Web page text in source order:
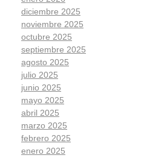
diciembre 2025
noviembre 2025
octubre 2025
septiembre 2025
agosto 2025
julio 2025
junio 2025
mayo 2025
abril 2025
marzo 2025
febrero 2025
enero 2025